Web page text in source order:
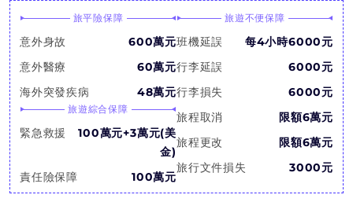
旅平險保障
意外身故
600萬元
意外醫療
60萬元
海外突發疾病
48萬元
旅遊綜合保障
緊急救援
100萬元+3萬元(美
金)
責任險保障
100萬元
旅遊不便保障
班機延誤
每4小時6000元
行李延誤
6000元
行李損失
6000元
旅程取消
限額6萬元
旅程更改
限額6萬元
旅行文件損失
3000元